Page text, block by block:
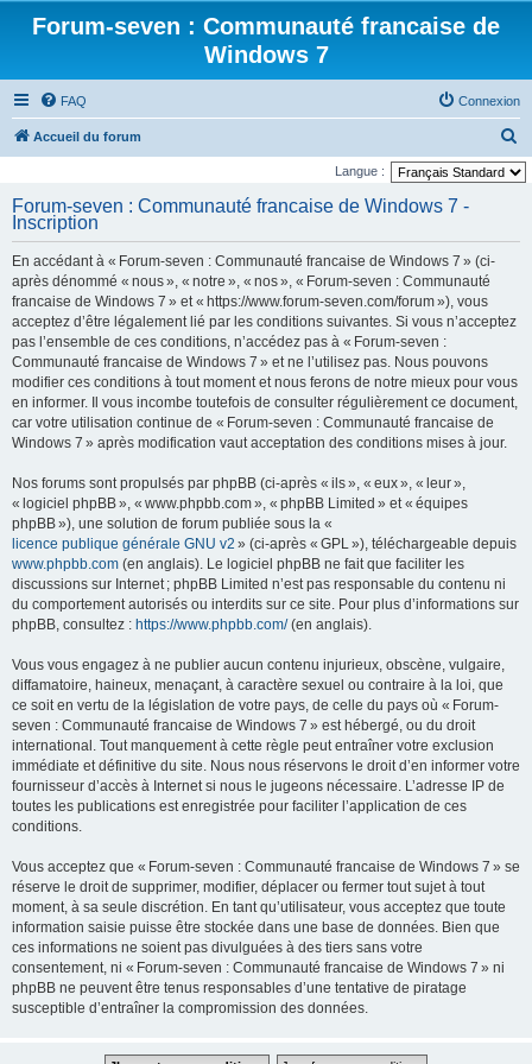
Forum-seven : Communauté francaise de
Windows 7
FAQ Connexion
Accueil du forum
e
Langue :
Forum-seven : Communauté francaise de Windows 7 -
Inscription
En accédant à « Forum-seven : Communauté francaise de Windows 7 » (ci-
après dénommé « nous », « notre », « nos », « Forum-seven : Communauté
francaise de Windows 7 » et « https://www.forum-seven.com/forum »), vous
acceptez d’être légalement lié par les conditions suivantes. Si vous n’acceptez
pas l’ensemble de ces conditions, n’accédez pas à « Forum-seven :
Communauté francaise de Windows 7 » et ne l’utilisez pas. Nous pouvons
modifier ces conditions à tout moment et nous ferons de notre mieux pour vous
en informer. Il vous incombe toutefois de consulter régulièrement ce document,
car votre utilisation continue de « Forum-seven : Communauté francaise de
Windows 7 » après modification vaut acceptation des conditions mises à jour.
Nos forums sont propulsés par phpBB (ci-après « ils », « eux », « leur »,
« logiciel phpBB », « www.phpbb.com », « phpBB Limited » et « équipes
phpBB »), une solution de forum publiée sous la «
licence publique générale GNU v2 » (ci-après « GPL »), téléchargeable depuis
www.phpbb.com (en anglais). Le logiciel phpBB ne fait que faciliter les
discussions sur Internet ; phpBB Limited n’est pas responsable du contenu ni
du comportement autorisés ou interdits sur ce site. Pour plus d’informations sur
phpBB, consultez : https://www.phpbb.com/(en anglais).
Vous vous engagez à ne publier aucun contenu injurieux, obscène, vulgaire,
diffamatoire, haineux, menaçant, à caractère sexuel ou contraire à la loi, que
ce soit en vertu de la législation de votre pays, de celle du pays où « Forum-
seven : Communauté francaise de Windows 7 » est hébergé, ou du droit
international. Tout manquement à cette règle peut entraîner votre exclusion
immédiate et définitive du site. Nous nous réservons le droit d’en informer votre
fournisseur d’accès à Internet si nous le jugeons nécessaire. L’adresse IP de
toutes les publications est enregistrée pour faciliter l’application de ces
conditions.
Vous acceptez que « Forum-seven : Communauté francaise de Windows 7 » se
réserve le droit de supprimer, modifier, déplacer ou fermer tout sujet à tout
moment, à sa seule discrétion. En tant qu’utilisateur, vous acceptez que toute
information saisie puisse être stockée dans une base de données. Bien que
ces informations ne soient pas divulguées à des tiers sans votre
consentement, ni « Forum-seven : Communauté francaise de Windows 7 » ni
phpBB ne peuvent être tenus responsables d’une tentative de piratage
susceptible d’entraîner la compromission des données.